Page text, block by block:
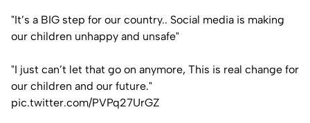
"It’s a BIG step for our country.. Social media is making
our children unhappy and unsafe"
"I just can’t let that go on anymore, This is real change for
our children and our future."
pic.twitter.com/PVPq27UrGZ